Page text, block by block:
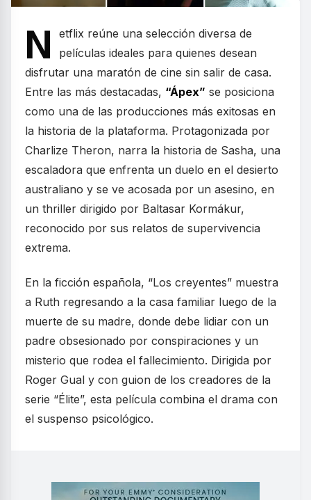
N
etflix reúne una selección diversa de
películas ideales para quienes desean
disfrutar una maratón de cine sin salir de casa.
Entre las más destacadas, “Ápex” se posiciona
como una de las producciones más exitosas en
la historia de la plataforma. Protagonizada por
Charlize Theron, narra la historia de Sasha, una
escaladora que enfrenta un duelo en el desierto
australiano y se ve acosada por un asesino, en
un thriller dirigido por Baltasar Kormákur,
reconocido por sus relatos de supervivencia
extrema.
En la ficción española, “Los creyentes” muestra
a Ruth regresando a la casa familiar luego de la
muerte de su madre, donde debe lidiar con un
padre obsesionado por conspiraciones y un
misterio que rodea el fallecimiento. Dirigida por
Roger Gual y con guion de los creadores de la
serie “Élite”, esta película combina el drama con
el suspenso psicológico.